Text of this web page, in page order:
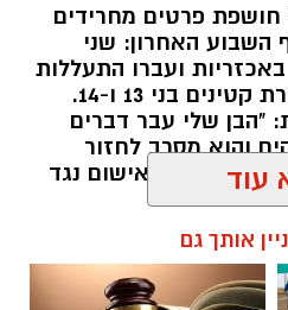
המשמר הלאומי של
מכות על תשתיות
משמעותיות
פעילות סמויה
יחד עם שוטרי ימ"ר
בצומת בית קמה.
פרטים מחרידים
האחרון: שני
15 הותקפו באכזריות ועברו התעללות
מינית קשה על ידי חבורת קטינים בני 13 ו-14.
"הבן שלי עבר דברים
והוא מסרב לחזור
צפוי כתב אישום נגדעוד
אותך גם